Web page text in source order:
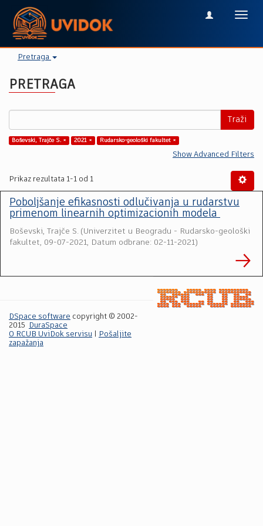
Pretraga
PRETRAGA
Traži
Boševski, Trajče S. × 2021 × Rudarsko-geološki fakultet ×
Show Advanced Filters
Prikaz rezultata 1-1 od 1
Poboljšanje efikasnosti odlučivanja u rudarstvu
primenom linearnih optimizacionih modela
Boševski, Trajče S. (Univerzitet u Beogradu - Rudarsko-geološki
fakultet, 09-07-2021, Datum odbrane: 02-11-2021)
DSpace software copyright © 2002-
2015
DuraSpace
O RCUB UviDok servisu
Pošaljite
zapažanja